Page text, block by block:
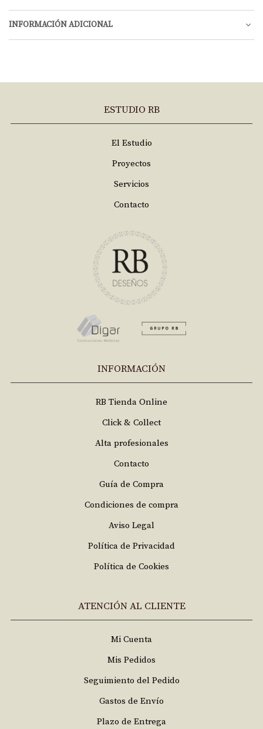
INFORMACIÓN ADICIONAL
ESTUDIO RB
El Estudio
Proyectos
Servicios
Contacto
INFORMACIÓN
RB Tienda Online
Click & Collect
Alta profesionales
Contacto
Guía de Compra
Condiciones de compra
Aviso Legal
Política de Privacidad
Política de Cookies
ATENCIÓN AL CLIENTE
Mi Cuenta
Mis Pedidos
Seguimiento del Pedido
Gastos de Envío
Plazo de Entrega